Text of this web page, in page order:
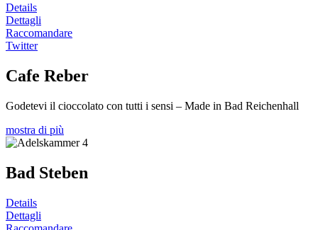
Details
Dettagli
Raccomandare
Twitter
Cafe Reber
Godetevi il cioccolato con tutti i sensi – Made in Bad Reichenhall
mostra di più
Bad Steben
Details
Dettagli